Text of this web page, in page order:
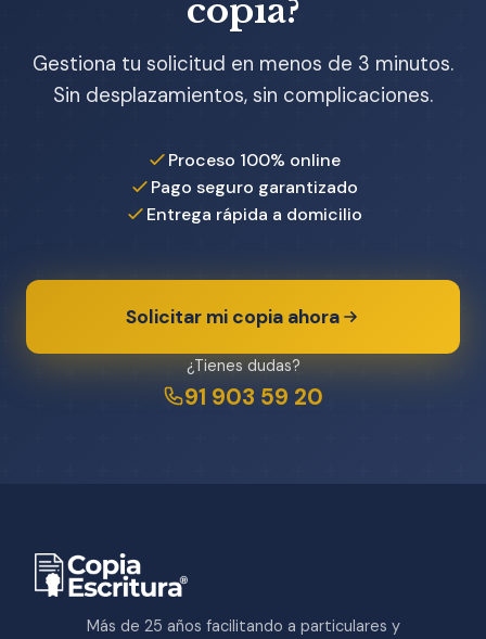
copia?
Gestiona tu solicitud en menos de 3 minutos.
Sin desplazamientos, sin complicaciones.
Proceso 100% online
Pago seguro garantizado
Entrega rápida a domicilio
Solicitar mi copia ahora
¿Tienes dudas?
91 903 59 20
Más de 25 años facilitando a particulares y